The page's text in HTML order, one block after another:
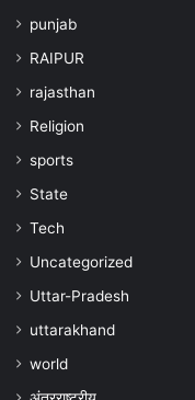
punjab
RAIPUR
rajasthan
Religion
sports
State
Tech
Uncategorized
Uttar-Pradesh
uttarakhand
world